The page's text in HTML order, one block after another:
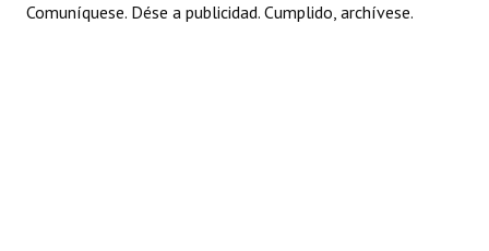
Comuníquese. Dése a publicidad. Cumplido, archívese.